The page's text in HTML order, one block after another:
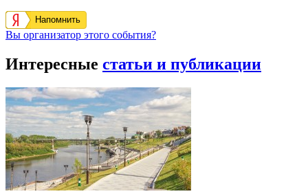
Напомнить
Вы организатор этого события?
Интересные статьи и публикации